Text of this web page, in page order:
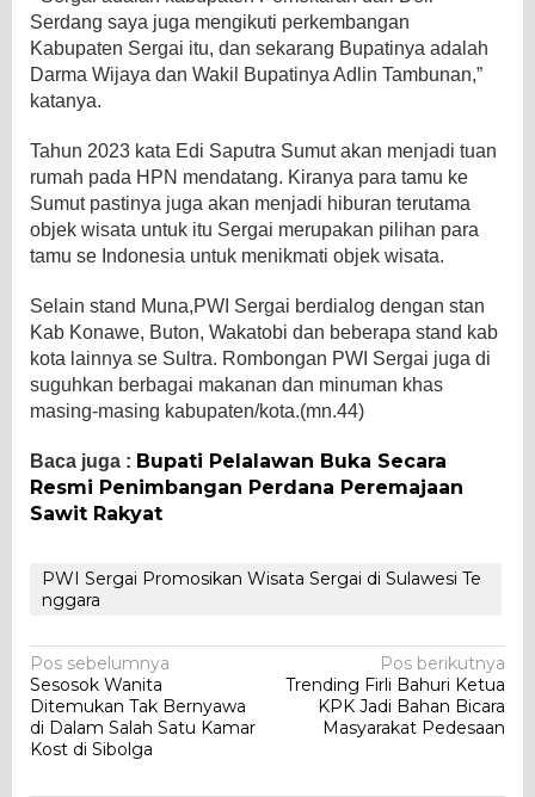
Serdang saya juga mengikuti perkembangan
Kabupaten Sergai itu, dan sekarang Bupatinya adalah
Darma Wijaya dan Wakil Bupatinya Adlin Tambunan,”
katanya.
Tahun 2023 kata Edi Saputra Sumut akan menjadi tuan
rumah pada HPN mendatang. Kiranya para tamu ke
Sumut pastinya juga akan menjadi hiburan terutama
objek wisata untuk itu Sergai merupakan pilihan para
tamu se Indonesia untuk menikmati objek wisata.
Selain stand Muna,PWI Sergai berdialog dengan stan
Kab Konawe, Buton, Wakatobi dan beberapa stand kab
kota lainnya se Sultra. Rombongan PWI Sergai juga di
suguhkan berbagai makanan dan minuman khas
masing-masing kabupaten/kota.(mn.44)
Baca juga : Bupati Pelalawan Buka Secara
Resmi Penimbangan Perdana Peremajaan
Sawit Rakyat
PWI Sergai Promosikan Wisata Sergai di Sulawesi Te
nggara
Navigasi
pos
Pos sebelumnya
Sesosok Wanita
Ditemukan Tak Bernyawa
di Dalam Salah Satu Kamar
Kost di Sibolga
Pos berikutnya
Trending Firli Bahuri Ketua
KPK Jadi Bahan Bicara
Masyarakat Pedesaan